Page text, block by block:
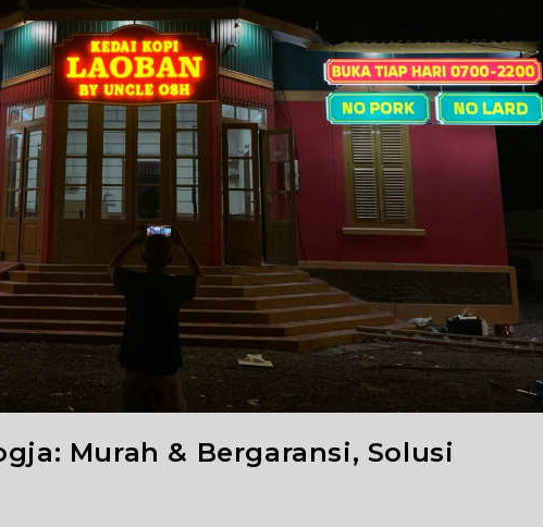
Murah & Bergaransi, Solusi